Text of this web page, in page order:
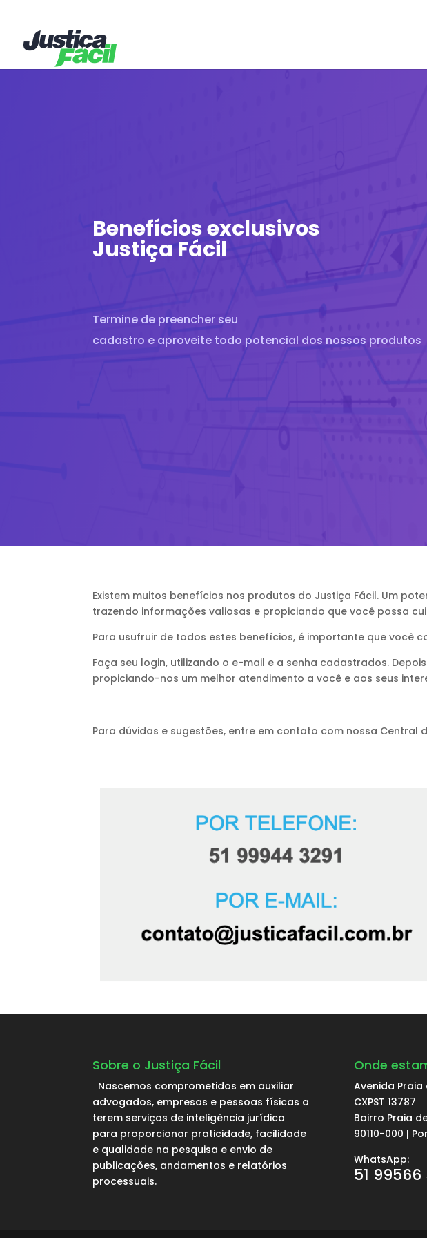
Benefícios exclusivos
Justiça Fácil
Termine de preencher seu
cadastro e aproveite todo potencial dos nossos produtos
Existem muitos benefícios nos produtos do Justiça Fácil. Um
trazendo informações valiosas e propiciando que você possa
Para usufruir de todos estes benefícios, é importante que você
Faça seu login, utilizando o e-mail e a senha cadastrados.
propiciando-nos um melhor atendimento a você e aos seus
Para dúvidas e sugestões, entre em contato com nossa
Sobre o Justiça Fácil
Nascemos comprometidos em auxiliar
advogados, empresas e pessoas físicas a
terem serviços de inteligência jurídica
para proporcionar praticidade, facilidade
e qualidade na pesquisa e envio de
publicações, andamentos e relatórios
processuais.
Onde
Avenida Praia
CXPST 13787
Bairro Praia
90110-000 |
WhatsApp:
51 99566